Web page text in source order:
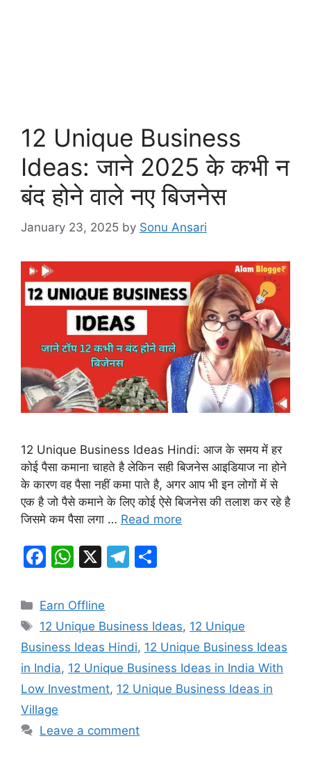
12 Unique Business
Ideas: जाने 2025 के कभी न
बंद होने वाले नए बिजनेस
January 23, 2025 by Sonu Ansari
12 Unique Business Ideas Hindi: आज के समय में हर
कोई पैसा कमाना चाहते है लेकिन सही बिजनेस आइडियाज ना होने
के कारण वह पैसा नहीं कमा पाते है, अगर आप भी इन लोगों में से
एक है जो पैसे कमाने के लिए कोई ऐसे बिजनेस की तलाश कर रहे है
जिसमे कम पैसा लगा … Read more
F
c
e
b
o
o
k
W
at
s
A
p
p
X
T
gr
a
m
e
Categories
Earn Offline
Tags
12 Unique Business Ideas, 12 Unique
Business Ideas Hindi, 12 Unique Business Ideas
in India, 12 Unique Business Ideas in India With
Low Investment, 12 Unique Business Ideas in
Village
Leave a comment